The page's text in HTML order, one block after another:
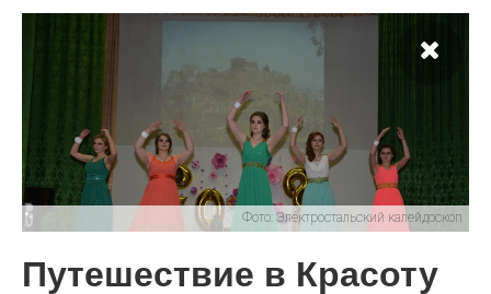
Чувство Родины — одно на
28.07.2026 0
Фото: Электростальский калейдоскоп
Путешествие в Красоту